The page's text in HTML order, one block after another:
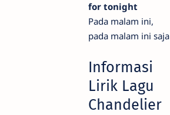
for tonight
Pada malam ini,
pada malam ini saja
Informasi
Lirik Lagu
Chandelier